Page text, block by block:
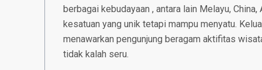
berbagai kebudayaan , antara lain Melayu,
kesatuan yang unik tetapi mampu menyatu.
menawarkan pengunjung beragam aktifitas
tidak kalah seru.